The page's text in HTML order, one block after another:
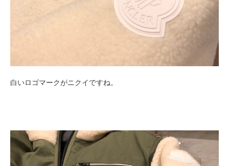
白いロゴマークがニクイですね。